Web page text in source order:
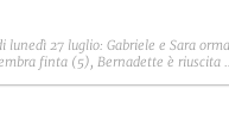
27 luglio: Gabriele e Sara
finta (5), Bernadette è riuscita